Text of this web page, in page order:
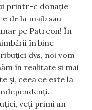
printr-o donație
de la maib sau
pe Patreon! În
în bine
dvs, noi vom
în realitate și mai
și, ceea ce este la
veți primi un